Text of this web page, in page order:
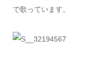
で歌っています。